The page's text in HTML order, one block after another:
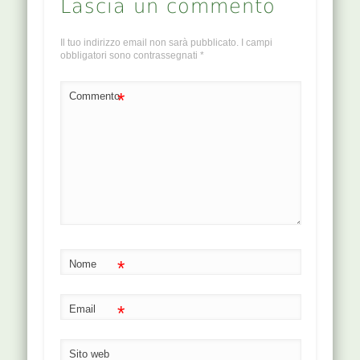
trattamento dei
massaggio è
profondo e…
Lascia un commento
Il tuo indirizzo email non sarà pubblicato.
I campi
obbligatori sono contrassegnati *
Commento*
Nome *
Email *
Sito web